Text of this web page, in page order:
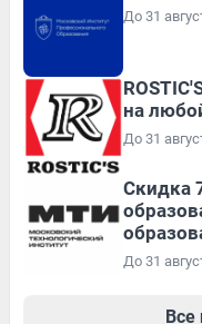
До 31
на
До 31
Скидка
До 31
Все